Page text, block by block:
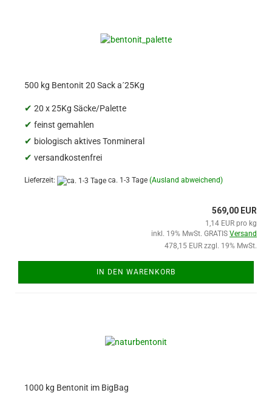
500 kg Bentonit 20 Sack a´25Kg
✔ 20 x 25Kg Säcke/Palette
✔ feinst gemahlen
✔ biologisch aktives Tonmineral
✔ versandkostenfrei
Lieferzeit: ca. 1-3 Tage (Ausland abweichend)
569,00 EUR
1,14 EUR pro kg
inkl. 19% MwSt. GRATIS Versand
478,15 EUR zzgl. 19% MwSt.
IN DEN WARENKORB
1000 kg Bentonit im BigBag